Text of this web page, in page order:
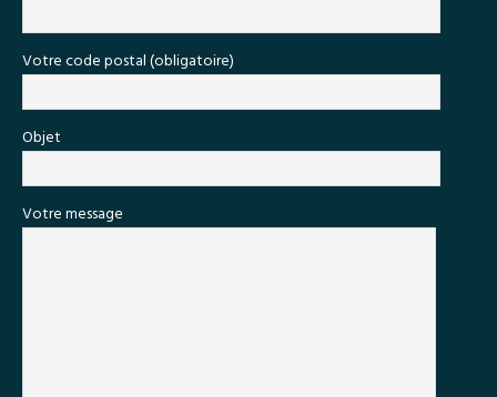
Votre code postal (obligatoire)
Objet
Votre message